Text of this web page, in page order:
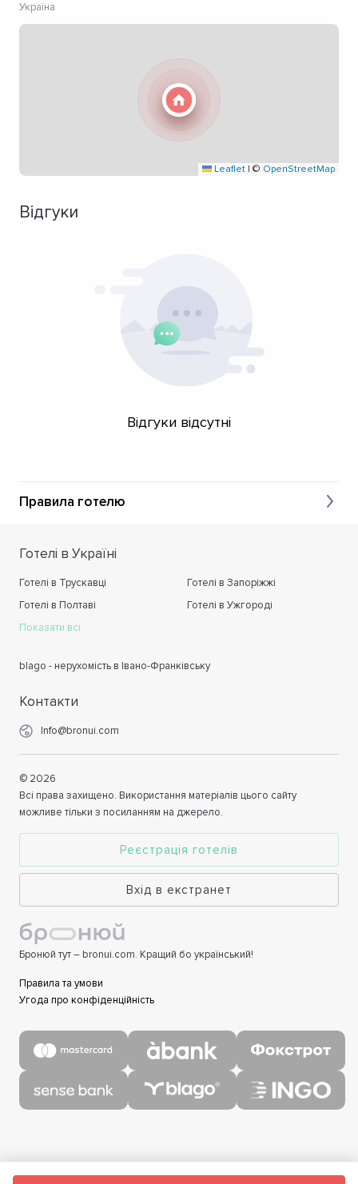
Україна
Leaflet | © OpenStreetMap
Відгуки
Відгуки відсутні
Правила готелю
Готелі в Україні
Готелі в Трускавці
Готелі в Запоріжжі
Готелі в Полтаві
Готелі в Ужгороді
Показати всі
blago - нерухомість в Івано-Франківську
Контакти
Info@bronui.com
© 2026
Всі права захищено. Використання матеріалів цього сайту
можливе тільки з посиланням на джерело.
Реєстрація готелів
Вхід в екстранет
Бронюй тут – bronui.com. Кращий бо український!
Правила та умови
Угода про конфіденційність